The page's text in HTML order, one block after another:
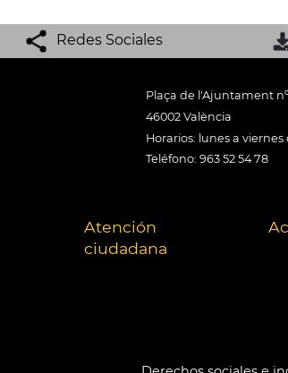
Redes Sociales
Plaça de l'Ajuntament nº
46002 València
Horarios: lunes a viernes
Teléfono: 963 52 54 78
Atención
ciudadana